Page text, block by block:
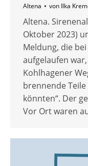
Altena von Ilka
Altena.
Oktober 2023)
Meldung, die
aufgelaufen
Kohlhagener
brennende
könnten“. Der
Vor Ort waren